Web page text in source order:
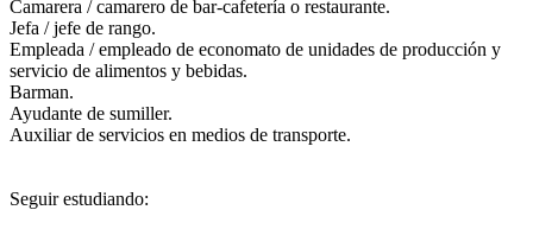
Camarera / camarero de bar-cafetería o restaurante.
Jefa / jefe de rango.
Empleada / empleado de economato de unidades de producción y
servicio de alimentos y bebidas.
Barman.
Ayudante de sumiller.
Auxiliar de servicios en medios de transporte.
Seguir estudiando: